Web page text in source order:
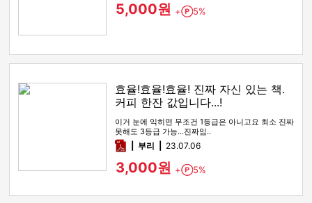
5,000원 + Point
5%
효율!효율!효율! 진짜 자신 있는 책.
커피 한잔 값입니다...!
이거 눈에 익히면 무조건 1등급은 아니고요 최소 진짜
못해도 3등급 가능...진짜임..
pdf부리 23.07.06
3,000원 + Point
5%